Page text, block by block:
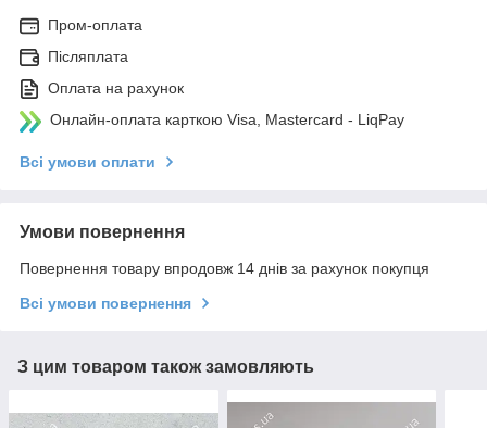
Пром-оплата
Післяплата
Оплата на рахунок
Онлайн-оплата карткою Visa, Mastercard - LiqPay
Всі умови оплати
Умови повернення
Повернення товару впродовж 14 днів за рахунок покупця
Всі умови повернення
З цим товаром також замовляють